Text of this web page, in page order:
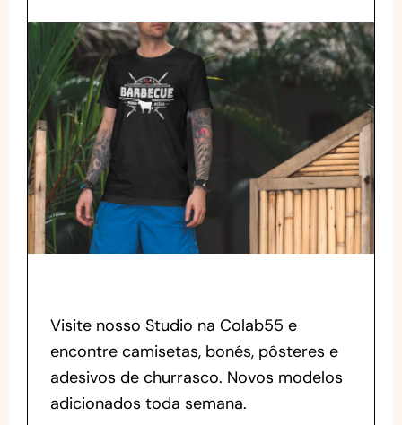
Visite nosso Studio na Colab55 e
encontre camisetas, bonés, pôsteres e
adesivos de churrasco. Novos modelos
adicionados toda semana.